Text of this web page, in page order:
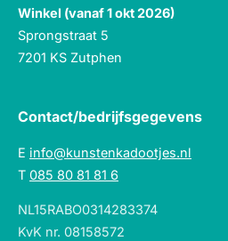
Winkel (vanaf 1 okt 2026)
Sprongstraat 5
7201 KS Zutphen
Contact/bedrijfsgegevens
E info@kunstenkadootjes.nl
T 085 80 81 81 6
NL15RABO0314283374
KvK nr. 08158572